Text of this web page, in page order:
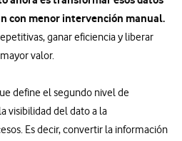
con menor intervención manual.
ganar eficiencia y liberar
valor.
define el segundo nivel de
visibilidad del dato a la
Es decir, convertir la información